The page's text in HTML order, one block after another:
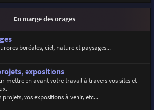
En marge des orages
boréales, ciel, nature et paysages...
expositions
mettre en avant votre travail à travers vos sites et
projets, vos expositions à venir, etc...